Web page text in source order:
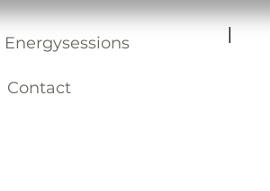
Energysessions
Contact